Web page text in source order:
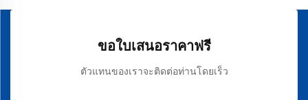
ขอใบเสนอราคาฟรี
ตัวแทนของเราจะติดต่อท่านโดยเร็ว